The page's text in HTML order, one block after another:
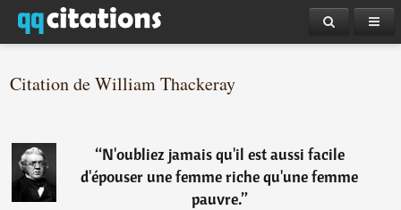
Citation de William Thackeray
“N'oubliez jamais qu'il est aussi facile
d'épouser une femme riche qu'une femme
pauvre.”